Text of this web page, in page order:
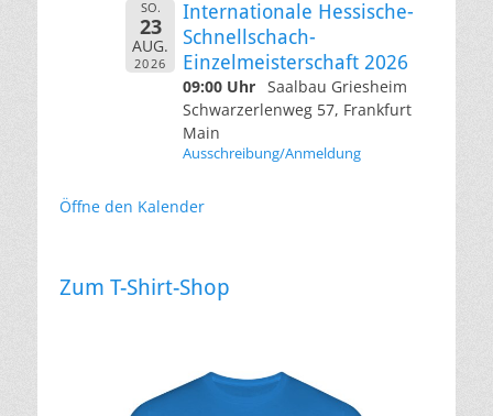
SO.
23
AUG.
2026
Internationale Hessische-
Schnellschach-
Einzelmeisterschaft 2026
09:00 Uhr Saalbau Griesheim
Schwarzerlenweg 57, Frankfurt
Main
Ausschreibung/Anmeldung
Öffne den Kalender
Zum T-Shirt-Shop